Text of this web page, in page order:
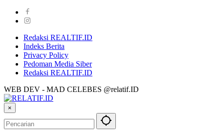
Redaksi REALTIF.ID
Indeks Berita
Privacy Policy
Pedoman Media Siber
Redaksi REALTIF.ID
WEB DEV - MAD CELEBES @relatif.ID
×